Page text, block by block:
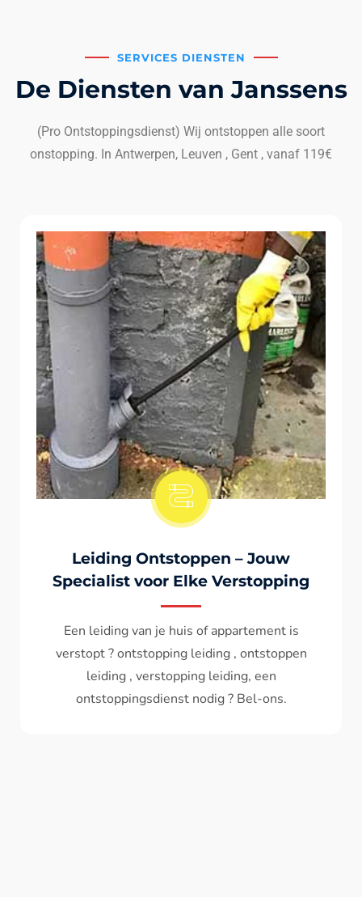
SERVICES DIENSTEN
De Diensten van Janssens
(Pro Ontstoppingsdienst) Wij ontstoppen alle soort
onstopping. In Antwerpen, Leuven , Gent , vanaf 119€
Onstopping Van Wc-Tiolet
Wc spoelt niet meer door ? het water komt
terug ? ontstoppen wc , ontstopping wc , wc
verstopt , een ontstoppingsdienst nodig ?
Bel - ons ? V.A 119€